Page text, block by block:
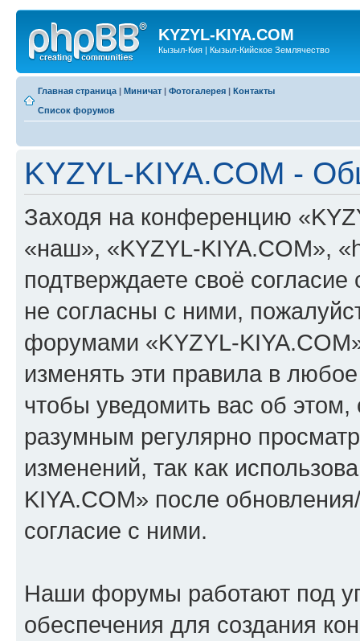
KYZYL-KIYA.COM
Кызыл-Кия | Кызыл-Кийское Землячество
Главная страница | Миничат | Фотогалерея | Контакты
Список форумов
KYZYL-KIYA.COM -
Заходя на конференцию
«наш», «KYZYL-KIYA.COM»,
подтверждаете своё
не согласны с ними,
форумами «KYZYL-
изменять эти правила в
чтобы уведомить вас об
разумным регулярно
изменений, так как
KIYA.COM» после
согласие с ними.
Наши форумы работают под
обеспечения для создания